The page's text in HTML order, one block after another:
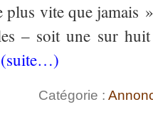
plus vite que jamais
– soit une sur
(suite…)
Catégorie :